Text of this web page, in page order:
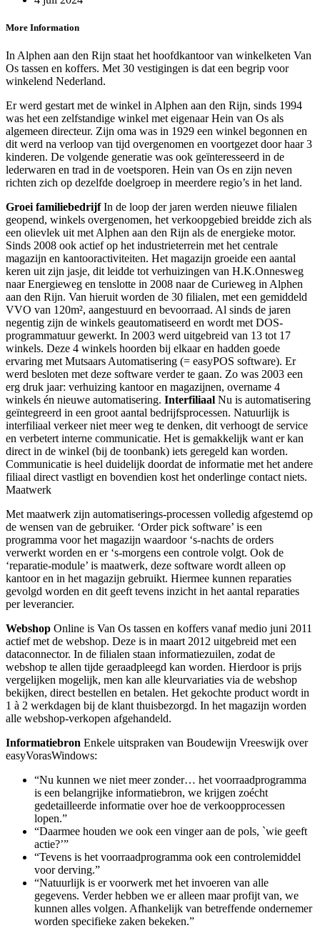
More Information
In Alphen aan den Rijn staat het hoofdkantoor van winkelketen Van
Os tassen en koffers. Met 30 vestigingen is dat een begrip voor
winkelend Nederland.
Er werd gestart met de winkel in Alphen aan den Rijn, sinds 1994
was het een zelfstandige winkel met eigenaar Hein van Os als
algemeen directeur. Zijn oma was in 1929 een winkel begonnen en
dit werd na verloop van tijd overgenomen en voortgezet door haar 3
kinderen. De volgende generatie was ook geïnteresseerd in de
lederwaren en trad in de voetsporen. Hein van Os en zijn neven
richten zich op dezelfde doelgroep in meerdere regio’s in het land.
Groei familiebedrijfIn de loop der jaren werden nieuwe filialen
geopend, winkels overgenomen, het verkoopgebied breidde zich als
een olievlek uit met Alphen aan den Rijn als de energieke motor.
Sinds 2008 ook actief op het industrieterrein met het centrale
magazijn en kantooractiviteiten. Het magazijn groeide een aantal
keren uit zijn jasje, dit leidde tot verhuizingen van H.K.Onnesweg
naar Energieweg en tenslotte in 2008 naar de Curieweg in Alphen
aan den Rijn. Van hieruit worden de 30 filialen, met een gemiddeld
VVO van 120m², aangestuurd en bevoorraad. Al sinds de jaren
negentig zijn de winkels geautomatiseerd en wordt met DOS-
programmatuur gewerkt. In 2003 werd uitgebreid van 13 tot 17
winkels. Deze 4 winkels hoorden bij elkaar en hadden goede
ervaring met Mutsaars Automatisering (= easyPOS software). Er
werd besloten met deze software verder te gaan. Zo was 2003 een
erg druk jaar: verhuizing kantoor en magazijnen, overname 4
winkels én nieuwe automatisering. Interfiliaal Nu is automatisering
geïntegreerd in een groot aantal bedrijfsprocessen. Natuurlijk is
interfiliaal verkeer niet meer weg te denken, dit verhoogt de service
en verbetert interne communicatie. Het is gemakkelijk want er kan
direct in de winkel (bij de toonbank) iets geregeld kan worden.
Communicatie is heel duidelijk doordat de informatie met het andere
filiaal direct vastligt en bovendien kost het onderlinge contact niets.
Maatwerk
Met maatwerk zijn automatiserings-processen volledig afgestemd op
de wensen van de gebruiker. ‘Order pick software’ is een
programma voor het magazijn waardoor ‘s-nachts de orders
verwerkt worden en er ‘s-morgens een controle volgt. Ook de
‘reparatie-module’ is maatwerk, deze software wordt alleen op
kantoor en in het magazijn gebruikt. Hiermee kunnen reparaties
gevolgd worden en dit geeft tevens inzicht in het aantal reparaties
per leverancier.
Webshop Online is Van Os tassen en koffers vanaf medio juni 2011
actief met de webshop. Deze is in maart 2012 uitgebreid met een
dataconnector. In de filialen staan informatiezuilen, zodat de
webshop te allen tijde geraadpleegd kan worden. Hierdoor is prijs
vergelijken mogelijk, men kan alle kleurvariaties via de webshop
bekijken, direct bestellen en betalen. Het gekochte product wordt in
1 à 2 werkdagen bij de klant thuisbezorgd. In het magazijn worden
alle webshop-verkopen afgehandeld.
Informatiebron Enkele uitspraken van Boudewijn Vreeswijk over
easyVorasWindows:
“Nu kunnen we niet meer zonder… het voorraadprogramma
is een belangrijke informatiebron, we krijgen zoécht
gedetailleerde informatie over hoe de verkoopprocessen
lopen.”
“Daarmee houden we ook een vinger aan de pols, `wie geeft
actie?’”
“Tevens is het voorraadprogramma ook een controlemiddel
voor derving.”
“Natuurlijk is er voorwerk met het invoeren van alle
gegevens. Verder hebben we er alleen maar profijt van, we
kunnen alles volgen. Afhankelijk van betreffende ondernemer
worden specifieke zaken bekeken.”